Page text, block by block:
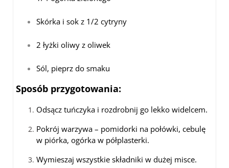
Skórka i sok z 1/2 cytryny
2 łyżki oliwy z oliwek
Sól, pieprz do smaku
Sposób przygotowania:
Odsącz tuńczyka i rozdrobnij go lekko widelcem.
Pokrój warzywa – pomidorki na połówki, cebulę
w piórka, ogórka w półplasterki.
Wymieszaj wszystkie składniki w dużej misce.